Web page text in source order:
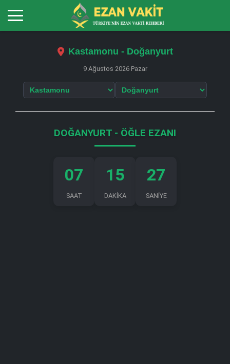
Kastamonu - Doğanyurt
9 Ağustos 2026 Pazar
DOĞANYURT - ÖĞLE EZANI
07
SAAT
15
DAKİKA
26
SANİYE